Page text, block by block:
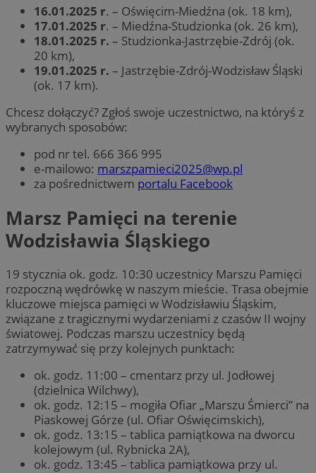
16.01.2025 r. – Oświęcim-Miedźna (ok. 18 km),
17.01.2025 r. – Miedźna-Studzionka (ok. 26 km),
18.01.2025 r. – Studzionka-Jastrzębie-Zdrój (ok.
20 km),
19.01.2025 r. – Jastrzębie-Zdrój-Wodzisław Śląski
(ok. 17 km).
Chcesz dołączyć? Zgłoś swoje uczestnictwo, na któryś z
wybranych sposobów:
pod nr tel. 666 366 995
e-mailowo: marszpamieci2025@wp.pl
za pośrednictwem portalu Facebook
Marsz Pamięci na terenie
Wodzisławia Śląskiego
19 stycznia ok. godz. 10:30 uczestnicy Marszu Pamięci
rozpoczną wędrówkę w naszym mieście. Trasa obejmie
kluczowe miejsca pamięci w Wodzisławiu Śląskim,
związane z tragicznymi wydarzeniami z czasów II wojny
światowej. Podczas marszu uczestnicy będą
zatrzymywać się przy kolejnych punktach:
ok. godz. 11:00 – cmentarz przy ul. Jodłowej
(dzielnica Wilchwy),
ok. godz. 12:15 – mogiła Ofiar „Marszu Śmierci” na
Piaskowej Górze (ul. Ofiar Oświęcimskich),
ok. godz. 13:15 – tablica pamiątkowa na dworcu
kolejowym (ul. Rybnicka 2A),
ok. godz. 13:45 – tablica pamiątkowa przy ul.